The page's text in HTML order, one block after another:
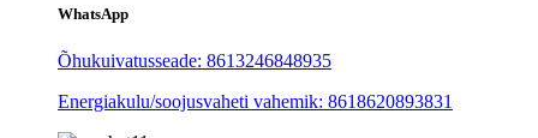
WhatsApp
Õhukuivatusseade: 8613246848935
Energiakulu/soojusvaheti vahemik: 8618620893831